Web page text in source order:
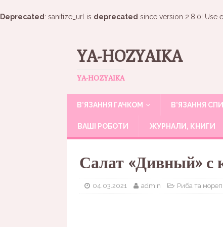
Deprecated : sanitize_url is deprecated since version 2.8.0! Use
YA-HOZYAIKA
YA-HOZYAIKA
В’ЯЗАННЯ ГАЧКОМ В’ЯЗАННЯ
ВАШІ РОБОТИ ЖУРНАЛИ, КНИГИ
Салат «Дивный» с
04.03.2021 admin Риба та